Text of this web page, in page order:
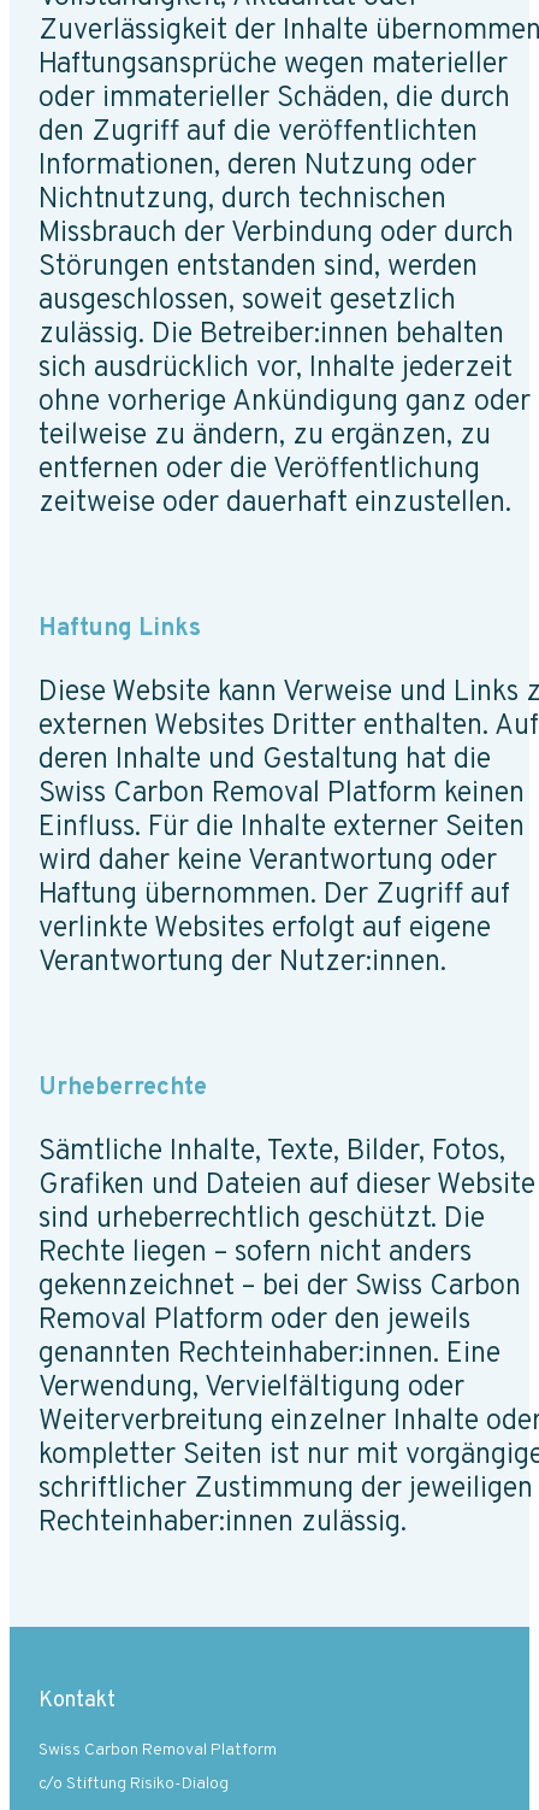
Zuverlässigkeit der Inhalte
Haftungsansprüche wegen materieller
oder immaterieller Schäden, die durch
den Zugriff auf die veröffentlichten
Informationen, deren Nutzung oder
Nichtnutzung, durch technischen
Missbrauch der Verbindung oder durch
Störungen entstanden sind, werden
ausgeschlossen, soweit gesetzlich
zulässig. Die Betreiber:innen behalten
sich ausdrücklich vor, Inhalte jederzeit
ohne vorherige Ankündigung ganz oder
teilweise zu ändern, zu ergänzen, zu
entfernen oder die Veröffentlichung
zeitweise oder dauerhaft einzustellen.
Haftung Links
Diese Website kann Verweise und Links
externen Websites Dritter enthalten. Auf
deren Inhalte und Gestaltung hat die
Swiss Carbon Removal Platform keinen
Einfluss. Für die Inhalte externer Seiten
wird daher keine Verantwortung oder
Haftung übernommen. Der Zugriff auf
verlinkte Websites erfolgt auf eigene
Verantwortung der Nutzer:innen.
Urheberrechte
Sämtliche Inhalte, Texte, Bilder, Fotos,
Grafiken und Dateien auf dieser Website
sind urheberrechtlich geschützt. Die
Rechte liegen – sofern nicht anders
gekennzeichnet – bei der Swiss Carbon
Removal Platform oder den jeweils
genannten Rechteinhaber:innen. Eine
Verwendung, Vervielfältigung oder
Weiterverbreitung einzelner Inhalte
kompletter Seiten ist nur mit
schriftlicher Zustimmung der jeweiligen
Rechteinhaber:innen zulässig.
Kontakt
Swiss Carbon Removal Platform
c/o Stiftung Risiko-Dialog